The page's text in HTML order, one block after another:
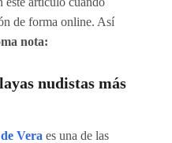
de forma online. Así
nota:
nudistas más
Vera es una de las